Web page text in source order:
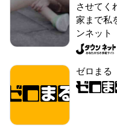
させてく
家まで私
ンネット
ゼロまる